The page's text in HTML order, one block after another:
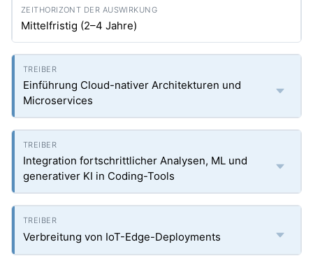
Mittelfristig (2–4 Jahre)
Einführung Cloud-nativer Architekturen und
Microservices
Integration fortschrittlicher Analysen, ML und
generativer KI in Coding-Tools
Verbreitung von IoT-Edge-Deployments